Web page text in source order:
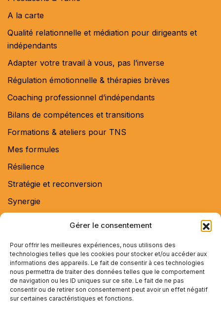
Gérer le consentement
Pour offrir les meilleures expériences, nous utilisons des
technologies telles que les cookies pour stocker et/ou accéder aux
informations des appareils. Le fait de consentir à ces technologies
nous permettra de traiter des données telles que le comportement
de navigation ou les ID uniques sur ce site. Le fait de ne pas
consentir ou de retirer son consentement peut avoir un effet négatif
sur certaines caractéristiques et fonctions.
A la carte
Qualité relationnelle et médiation pour dirigeants et
indépendants
Adapter votre travail à vous, pas l’inverse
Régulation émotionnelle & thérapies brèves
Coaching professionnel d’indépendants
Bilans de compétences et transitions
Formations & ateliers pour TNS
Mes formules
Résilience
Stratégie et reconversion
Synergie
Contact
Blog